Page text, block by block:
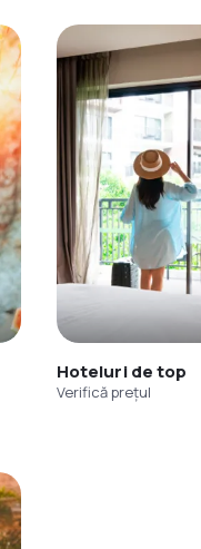
Hoteluri de top
Verifică prețul